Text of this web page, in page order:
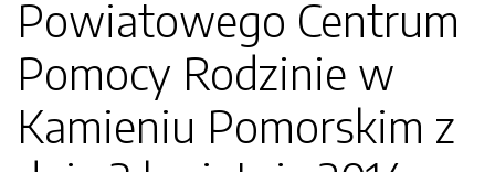
Powiatowego Centrum
Pomocy Rodzinie w
Kamieniu Pomorskim z